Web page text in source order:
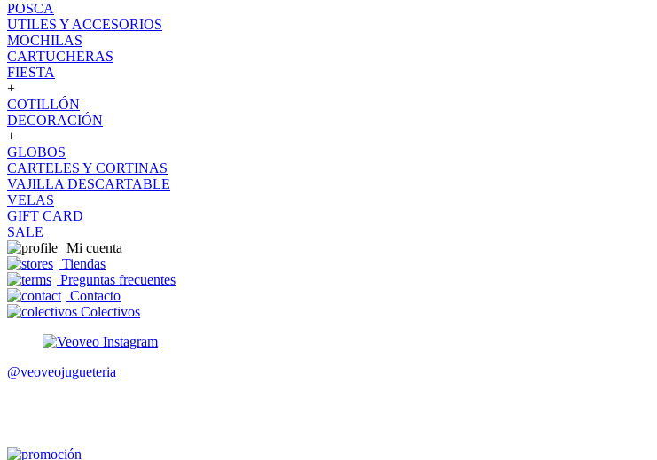
POSCA
UTILES Y ACCESORIOS
MOCHILAS
CARTUCHERAS
FIESTA
+
COTILLÓN
DECORACIÓN
+
GLOBOS
CARTELES Y CORTINAS
VAJILLA DESCARTABLE
VELAS
GIFT CARD
SALE
Mi cuenta
Tiendas
Preguntas frecuentes
Contacto
Colectivos
@veoveojugueteria